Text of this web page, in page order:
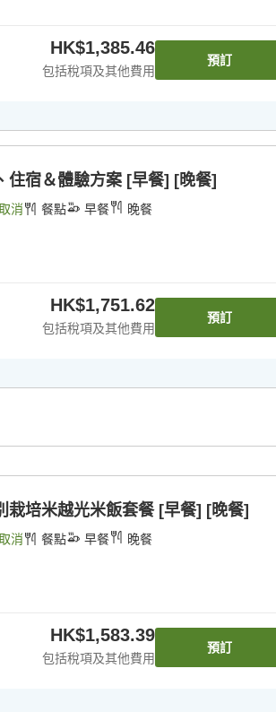
HK$1,385.46
包括稅項及其他費用
預訂
住宿＆體驗方案 [早餐] [晚餐]
消 餐點 早餐 晚餐
HK$1,751.62
包括稅項及其他費用
預訂
栽培米越光米飯套餐 [早餐] [晚餐]
消 餐點 早餐 晚餐
HK$1,583.39
包括稅項及其他費用
預訂